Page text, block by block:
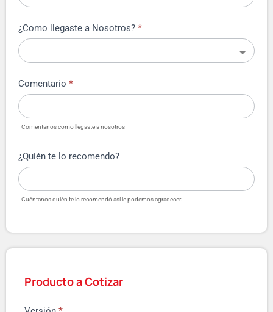
¿Como llegaste a Nosotros? *
Comentario *
Comentanos como llegaste a nosotros
¿Quién te lo recomendo?
Cuéntanos quién te lo recomendó así le podemos agradecer.
Producto a Cotizar